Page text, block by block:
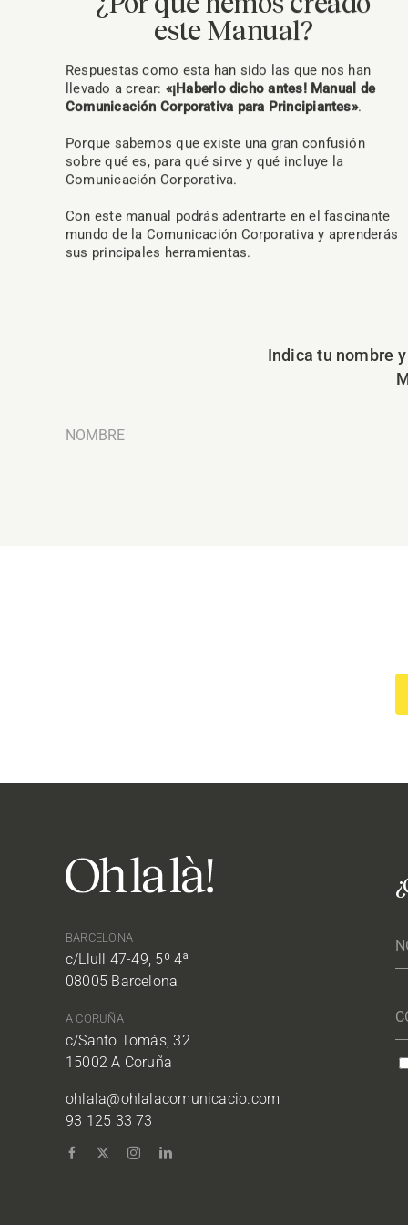
este Manual?
Respuestas como esta han sido las que nos han
llevado a crear: «¡Haberlo dicho antes! Manual de
Comunicación Corporativa para Principiantes».
Porque sabemos que existe una gran confusión
sobre qué es, para qué sirve y qué incluye la
Comunicación Corporativa.
Con este manual podrás adentrarte en el fascinante
mundo de la Comunicación Corporativa y aprenderás
sus principales herramientas.
Indica tu nombre
BARCELONA
c/Llull 47-49, 5º 4ª
08005 Barcelona
A CORUÑA
c/Santo Tomás, 32
15002 A Coruña
ohlala@ohlalacomunicacio.com
93 125 33 73